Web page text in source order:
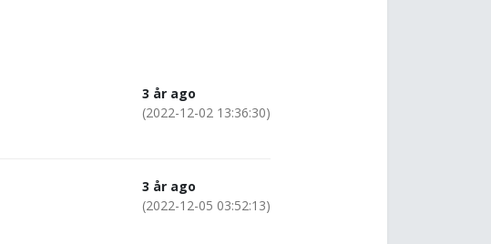
3 år ago
(2022-12-02 13:36:30)
3 år ago
(2022-12-05 03:52:13)